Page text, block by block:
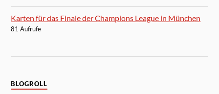
Karten für das Finale der Champions League in München
81 Aufrufe
BLOGROLL